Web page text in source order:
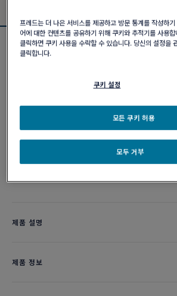
포스텐 브레이슬릿
커스터마이즈
이메일 주문
제품 설명
제품 정보
프레드는 더 나은 서비스를 제공하고 방문 통계를 작성하
어에 대한 컨텐츠를 공유하기 위해 쿠키와 추적기를 사용
클릭하면 쿠키 사용을 수락할 수 있습니다. 당신의 설정을
클릭합니다.
쿠키 설정
모두 거부
모든 쿠키 허용